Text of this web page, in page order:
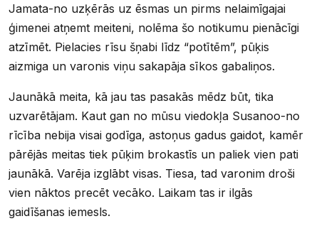
Jamata-no uzķērās uz ēsmas un pirms nelaimīgajai
ģimenei atņemt meiteni, nolēma šo notikumu pienācīgi
atzīmēt. Pielacies rīsu šņabi līdz “potītēm”, pūķis
aizmiga un varonis viņu sakapāja sīkos gabaliņos.
Jaunākā meita, kā jau tas pasakās mēdz būt, tika
uzvarētājam. Kaut gan no mūsu viedokļa Susanoo-no
rīcība nebija visai godīga, astoņus gadus gaidot, kamēr
pārējās meitas tiek pūķim brokastīs un paliek vien pati
jaunākā. Varēja izglābt visas. Tiesa, tad varonim droši
vien nāktos precēt vecāko. Laikam tas ir ilgās
gaidīšanas iemesls.